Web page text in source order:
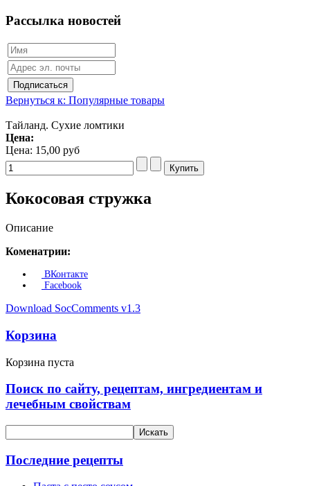
Рассылка новостей
Вернуться к: Популярные товары
Тайланд. Сухие ломтики
Цена:
Цена: 15,00 руб
Кокосовая стружка
Описание
Коменатрии:
ВКонтакте
Facebook
Download SocComments v1.3
Корзина
Корзина пуста
Поиск по сайту, рецептам, ингредиентам и
лечебным свойствам
Последние рецепты